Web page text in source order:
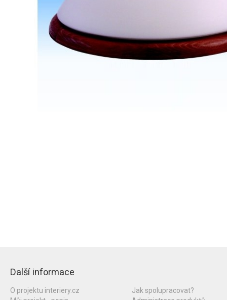
Další informace
O projektu interiery.cz
Jak spolupracovat?